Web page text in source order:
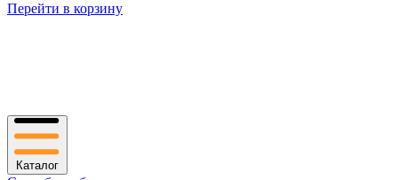
Перейти в корзину
Каталог